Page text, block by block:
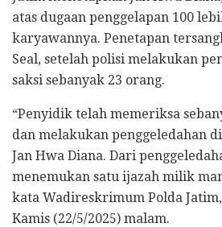
atas dugaan penggelapan 100
karyawannya. Penetapan
Seal, setelah polisi melakukan
saksi sebanyak 23 orang.
“Penyidik telah memeriksa
dan melakukan penggeledahan
Jan Hwa Diana. Dari
menemukan satu ijazah milik
kata Wadireskrimum Polda
Kamis (22/5/2025) malam.